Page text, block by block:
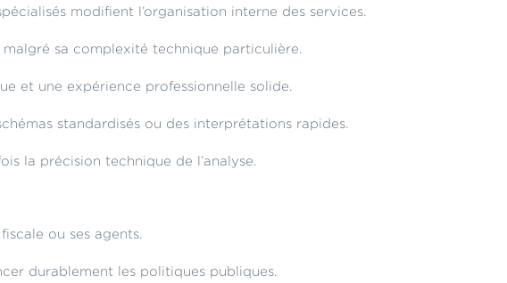
modifient l’organisation interne des services.
sa complexité technique particulière.
et une expérience professionnelle solide.
standardisés ou des interprétations rapides.
la précision technique de l’analyse.
ou ses agents.
durablement les politiques publiques.